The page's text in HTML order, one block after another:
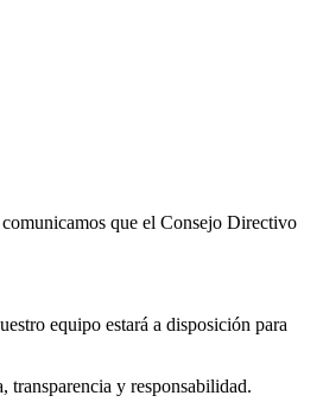
que el Consejo Directivo
equipo estará a disposición para
transparencia y responsabilidad.